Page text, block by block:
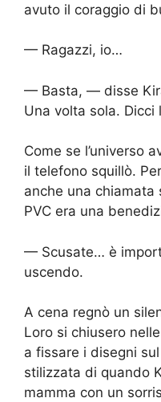
avuto il coraggio di
— Ragazzi, io…
— Basta, — disse
Una volta sola. Dicci
Come se l’universo
il telefono squillò.
anche una chiamata
PVC era una
— Scusate… è
uscendo.
A cena regnò un
Loro si chiusero
a fissare i disegni
stilizzata di quando
mamma con un